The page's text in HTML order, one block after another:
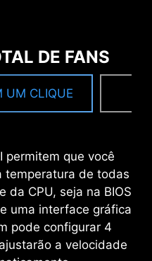
DE FANS
UM CLIQUE
permitem que você
temperatura de todas
da CPU, seja na BIOS
uma interface gráfica
pode configurar 4
a velocidade
PCB material